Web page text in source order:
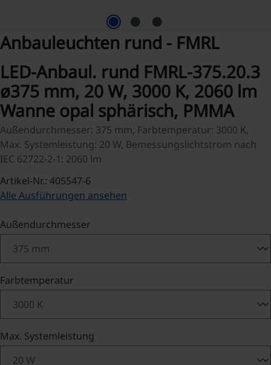
Anbauleuchten rund - FMRL
LED-Anbaul. rund FMRL-375.20.3
ø375 mm, 20 W, 3000 K, 2060 lm
Wanne opal sphärisch, PMMA
Außendurchmesser: 375 mm, Farbtemperatur: 3000 K,
Max. Systemleistung: 20 W, Bemessungslichtstrom nach
IEC 62722-2-1: 2060 lm
Artikel-Nr.: 405547-6
Alle Ausführungen ansehen
Außendurchmesser
Farbtemperatur
Max. Systemleistung